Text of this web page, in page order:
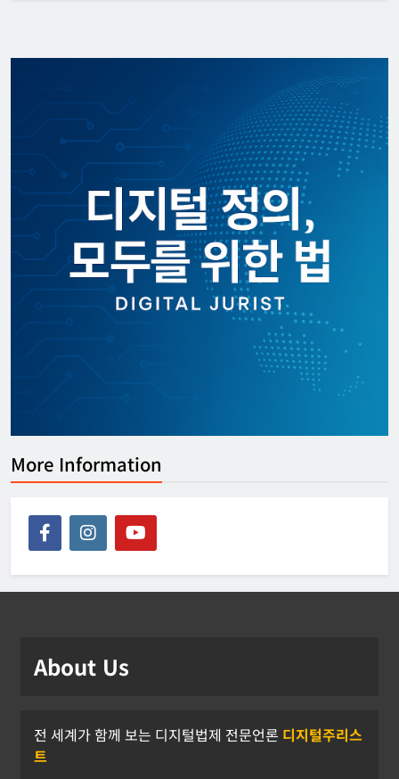
[APEC] 2026 APEC 디지털 및 AI 장관회
0
표
More Information
About Us
전 세계가 함께 보는 디지털법제 전문언론 디지털주리스
트